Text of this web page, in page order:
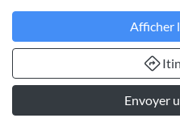
Afficher
Envoyer